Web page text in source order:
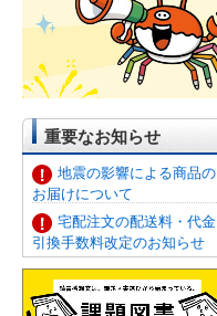
重要なお知らせ
地震の影響による商品の
お届けについて
宅配注文の配送料・代金
引換手数料改定のお知らせ